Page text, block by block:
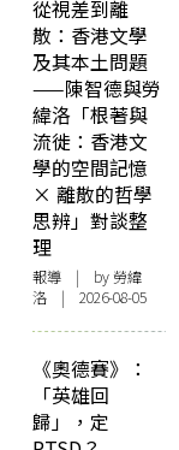
從視差到離
散：香港文學
及其本土問題
——陳智德與勞
緯洛「根著與
流徙：香港文
學的空間記憶
× 離散的哲學
思辨」對談整
理
報導 | by 勞緯
洛 | 2026-08-05
《奧德賽》：
「英雄回
歸」，定